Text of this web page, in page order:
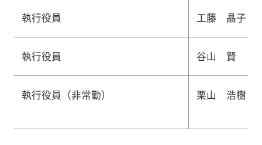
執行役員 工藤 晶子
執行役員 谷山 賢
執行役員（非常勤） 栗山 浩樹